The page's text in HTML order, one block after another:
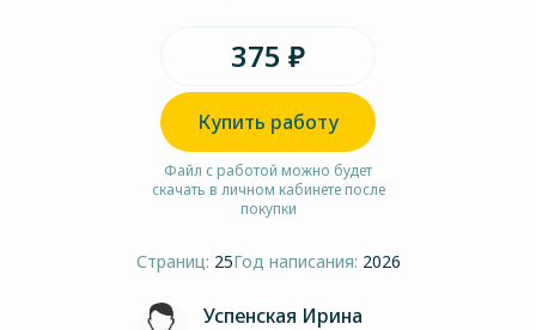
375 ₽
Купить работу
Файл с работой можно будет
скачать в личном кабинете после
покупки
Страниц: 25Год написания: 2026
Успенская Ирина